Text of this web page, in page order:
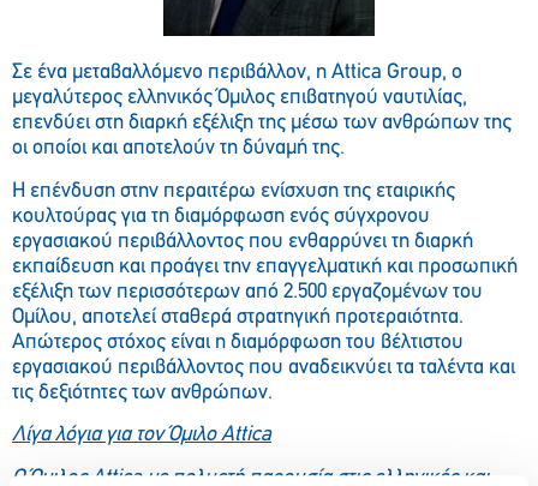
Σε ένα μεταβαλλόμενο περιβάλλον, η Attica Group, o
μεγαλύτερος ελληνικός Όμιλος επιβατηγού ναυτιλίας,
επενδύει στη διαρκή εξέλιξη της μέσω των ανθρώπων της
οι οποίοι και αποτελούν τη δύναμή της.
Η επένδυση στην περαιτέρω ενίσχυση της εταιρικής
κουλτούρας για τη διαμόρφωση ενός σύγχρονου
εργασιακού περιβάλλοντος που ενθαρρύνει τη διαρκή
εκπαίδευση και προάγει την επαγγελματική και προσωπική
εξέλιξη των περισσότερων από 2.500 εργαζομένων του
Ομίλου, αποτελεί σταθερά στρατηγική προτεραιότητα.
Απώτερος στόχος είναι η διαμόρφωση του βέλτιστου
εργασιακού περιβάλλοντος που αναδεικνύει τα ταλέντα και
τις δεξιότητες των ανθρώπων.
Λίγα λόγια για τον Όμιλο Αttica
Ο Όμιλος Αttica με πολυετή παρουσία στις ελληνικές και